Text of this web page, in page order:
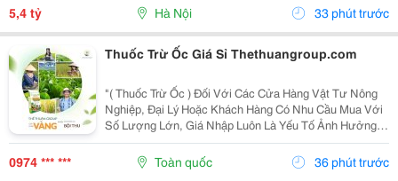
5,4 tỷ Hà Nội 33 phút trước
Thuốc Trừ Ốc Giá Sỉ Thethuangroup.com
"( Thuốc Trừ Ốc ) Đối Với Các Cửa Hàng Vật Tư Nông
Nghiệp, Đại Lý Hoặc Khách Hàng Có Nhu Cầu Mua Với
Số Lượng Lớn, Giá Nhập Luôn Là Yếu Tố Ảnh Hưởng
Trực Tiếp Đến Hiệu Quả Kinh Doanh. Tuy Nhiên, Một
Nguồn Hàng Tốt Không Chỉ Dừng Lại Ở Mức Giá
Cạnh...
0974 *** *** Toàn quốc 36 phút trước